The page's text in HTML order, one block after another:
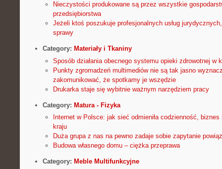
Nieczystości produkowane są przez wszystkie
przedsiębiorstwa
Jeżeli ktoś poszukuje profesjonalnych usług
sprawy
Category: Materiały i Tkaniny
Sposób działania obecnego systemu opieki zdrowotnej w
Punkty zgromadzeń multimediów nie są tak jasno
zakomunikować, że spotkamy je wszędzie
Drukarka staje się wybitnie ważnym narzędziem pracy
Category: Matura - Fizyka
Internet w Polsce: jak sieć odmieniła codzienność, biznes
kraju
Duża grupa z nas na pewno zadaje sobie zapytanie
Budowa własnego domu – ciężka przeprawa
Category: Meble Multifunkcyjne